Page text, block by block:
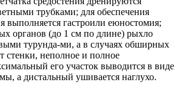
трубками; для обеспечения
выполняется гастроили еюностомия;
органов (до 1 см по длине) рыхло
турунда-ми, а в случаях обширных
стенки, неполное и полное
его участок выводится в виде
а дистальный ушивается наглухо.